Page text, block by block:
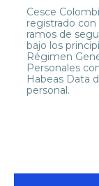
Cesce
registrado con
ramos de
bajo los
Régimen
Personales
Habeas Data
personal.
Cesce